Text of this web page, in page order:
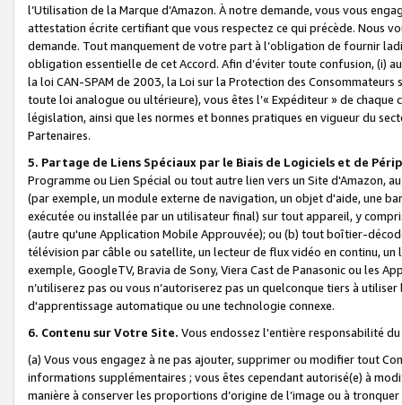
l’Utilisation de la Marque d’Amazon. À notre demande, vous vous
attestation écrite certifiant que vous respectez ce qui précède. Nous
demande. Tout manquement de votre part à l’obligation de fournir
obligation essentielle de cet Accord. Afin d’éviter toute confusion, (i)
la loi CAN-SPAM de 2003, la Loi sur la Protection des
toute loi analogue ou ultérieure), vous êtes l’« Expéditeur » de
législation, ainsi que les normes et bonnes pratiques en vigueur du
Partenaires.
5. Partage de Liens Spéciaux par le Biais de Logiciels et de
Programme ou Lien Spécial ou tout autre lien vers un Site d'Amazon,
(par exemple, un module externe de navigation, un objet d'aide, une
exécutée ou installée par un utilisateur final) sur tout appareil, y
(autre qu'une Application Mobile Approuvée); ou (b) tout boîtier-
télévision par câble ou satellite, un lecteur de flux vidéo en continu,
exemple, GoogleTV, Bravia de Sony, Viera Cast de Panasonic ou les
n’utiliserez pas ou vous n’autoriserez pas un quelconque tiers à
d'apprentissage automatique ou une technologie connexe.
6. Contenu sur Votre Site. Vous endossez l'entière responsabilité
(a) Vous vous engagez à ne pas ajouter, supprimer ou modifier tout
informations supplémentaires ; vous êtes cependant autorisé(e) à
manière à conserver les proportions d’origine de l’image ou à